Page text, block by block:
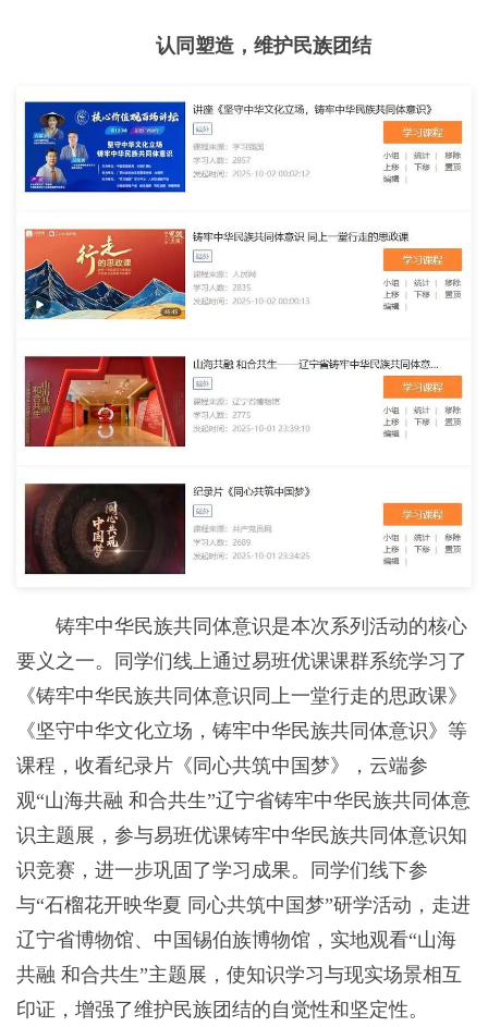
认同塑造，维护民族团结
铸牢中华民族共同体意识是本次系列活动的核心
要义之一。同学们线上通过易班优课课群系统学习了
《铸牢中华民族共同体意识同上一堂行走的思政课》
《坚守中华文化立场，铸牢中华民族共同体意识》等
课程，收看纪录片《同心共筑中国梦》，云端参
观“山海共融 和合共生”辽宁省铸牢中华民族共同体意
识主题展，参与易班优课铸牢中华民族共同体意识知
识竞赛，进一步巩固了学习成果。同学们线下参
与“石榴花开映华夏 同心共筑中国梦”研学活动，走进
辽宁省博物馆、中国锡伯族博物馆，实地观看“山海
共融 和合共生”主题展，使知识学习与现实场景相互
印证，增强了维护民族团结的自觉性和坚定性。